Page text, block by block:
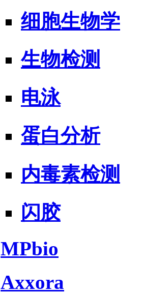
细胞生物学
生物检测
电泳
蛋白分析
内毒素检测
闪胶
MPbio
Axxora